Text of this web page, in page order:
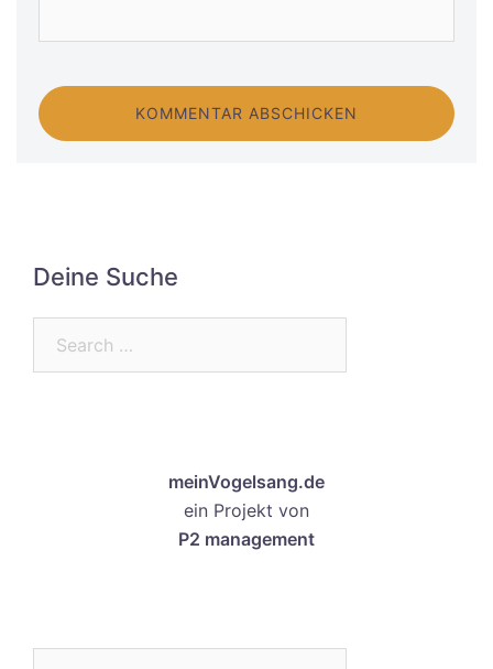
Deine Suche
meinVogelsang.de
ein Projekt von
P2 management